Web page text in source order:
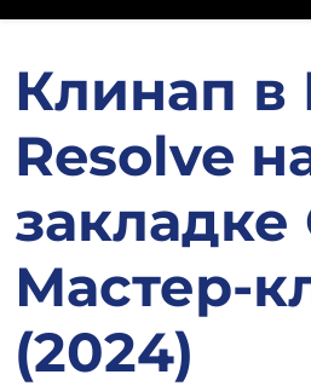
Клинап в
Resolve
закладке
Мастер-
(2024)